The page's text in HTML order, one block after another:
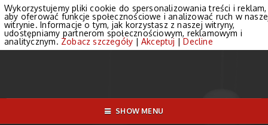
SHOW MENU
Wykorzystujemy pliki cookie do spersonalizowania treści i reklam,
aby oferować funkcje społecznościowe i analizować ruch w
witrynie. Informacje o tym, jak korzystasz z naszej witryny,
udostępniamy partnerom społecznościowym, reklamowym i
analitycznym. Zobacz szczegóły | Akceptuj |Decline